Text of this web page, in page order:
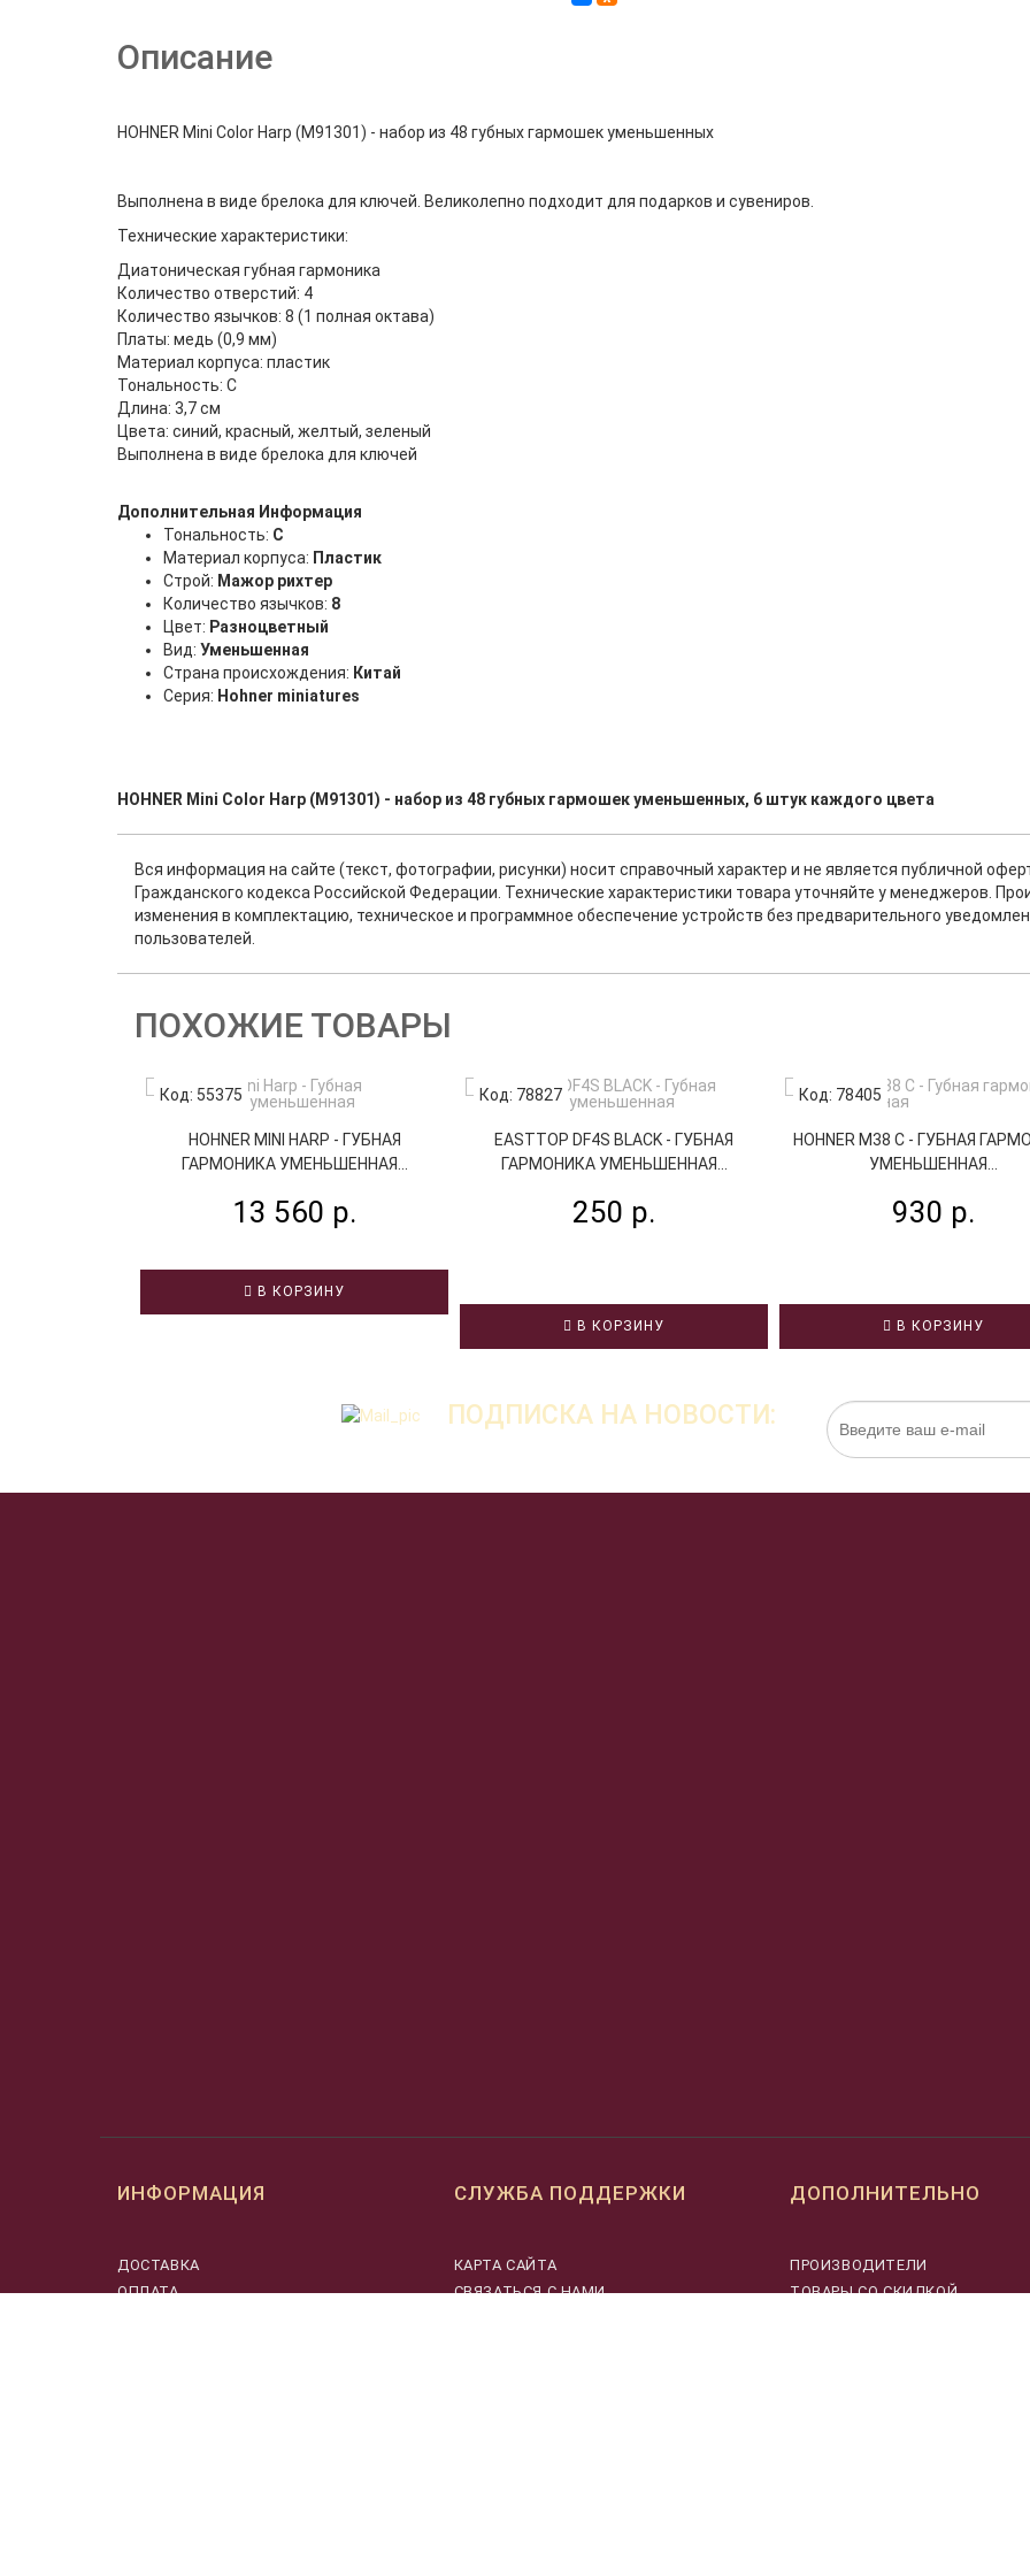
Описание
HOHNER Mini Color Harp (M91301) - набор из 48 губных гармошек уменьшенных
Выполнена в виде брелока для ключей. Великолепно подходит для подарков и сувениров.
Технические характеристики:
Диатоническая губная гармоника
Количество отверстий: 4
Количество язычков: 8 (1 полная октава)
Платы: медь (0,9 мм)
Материал корпуса: пластик
Тональность: C
Длина: 3,7 см
Цвета: синий, красный, желтый, зеленый
Выполнена в виде брелока для ключей
Дополнительная Информация
Тональность: C
Материал корпуса: Пластик
Строй: Мажор рихтер
Количество язычков: 8
Цвет: Разноцветный
Вид: Уменьшенная
Страна происхождения: Китай
Серия: Hohner miniatures
HOHNER Mini Color Harp (M91301) - набор из 48 губных гармошек уменьшенных, 6 штук каждого цвета
Вся информация на сайте (текст, фотографии, рисунки) носит справочный характер и не является публичной
Гражданского кодекса Российской Федерации. Технические характеристики товара уточняйте у менеджеров.
изменения в комплектацию, техническое и программное обеспечение устройств без предварительного
пользователей.
ПОХОЖИЕ ТОВАРЫ
Код: 55375
HOHNER MINI HARP - ГУБНАЯ
ГАРМОНИКА УМЕНЬШЕННАЯ...
13 560 р.
В КОРЗИНУ
Код: 78827
EASTTOP DF4S BLACK - ГУБНАЯ
ГАРМОНИКА УМЕНЬШЕННАЯ...
250 р.
В КОРЗИНУ
Код: 78405
HOHNER M38 C - ГУБНАЯ
УМЕНЬШЕННАЯ...
930 р.
В КОРЗИНУ
ПОДПИСКА НА НОВОСТИ:
ИНФОРМАЦИЯ
ДОСТАВКА
ОПЛАТА
СЛУЖБА ПОДДЕРЖКИ
КАРТА САЙТА
СВЯЗАТЬСЯ С НАМИ
ДОПОЛНИТЕЛЬНО
ПРОИЗВОДИТЕЛИ
ТОВАРЫ СО СКИДКОЙ